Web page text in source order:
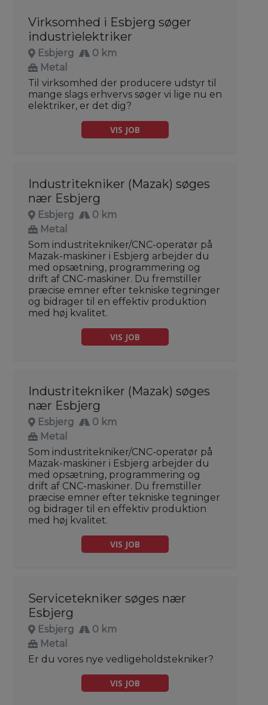
Virksomhed i Esbjerg søger
industrielektriker
Esbjerg
0 km
Metal
Til virksomhed der producere udstyr til
mange slags erhvervs søger vi lige nu en
elektriker, er det dig?
VIS JOB
Industritekniker (Mazak) søges
nær Esbjerg
Esbjerg
0 km
Metal
Som industritekniker/CNC-operatør på
Mazak-maskiner i Esbjerg arbejder du
med opsætning, programmering og
drift af CNC-maskiner. Du fremstiller
præcise emner efter tekniske tegninger
og bidrager til en effektiv produktion
med høj kvalitet.
VIS JOB
Industritekniker (Mazak) søges
nær Esbjerg
Esbjerg
0 km
Metal
Som industritekniker/CNC-operatør på
Mazak-maskiner i Esbjerg arbejder du
med opsætning, programmering og
drift af CNC-maskiner. Du fremstiller
præcise emner efter tekniske tegninger
og bidrager til en effektiv produktion
med høj kvalitet.
VIS JOB
Servicetekniker søges nær
Esbjerg
Esbjerg
0 km
Metal
Er du vores nye vedligeholdstekniker?
VIS JOB